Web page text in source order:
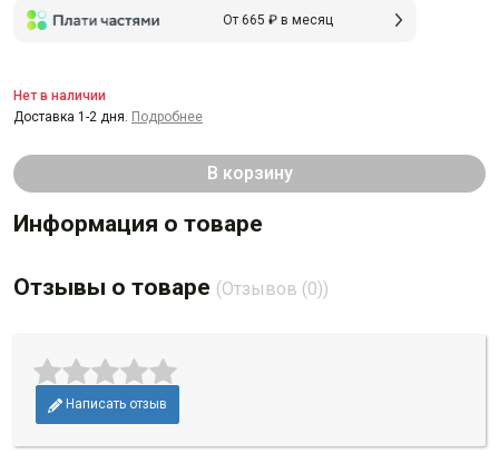
От 665 ₽ в месяц
В корзину
Нет в наличии
Доставка 1-2 дня. Подробнее
Информация о товаре
Отзывы о товаре (Отзывов (0))
Написать отзыв